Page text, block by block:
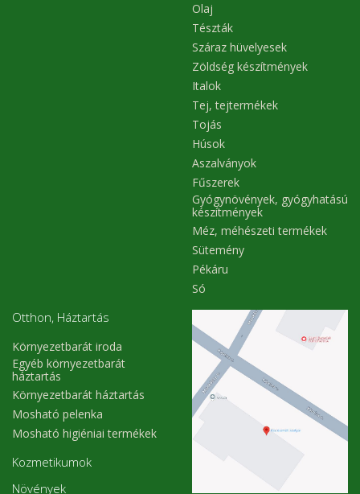
Olaj
Tészták
Száraz hüvelyesek
Zöldség készítmények
Italok
Tej, tejtermékek
Tojás
Húsok
Aszalványok
Fűszerek
Gyógynövények, gyógyhatású
készítmények
Méz, méhészeti termékek
Sütemény
Pékáru
Só
Otthon, Háztartás
Környezetbarát iroda
Egyéb környezetbarát
háztartás
Környezetbarát háztartás
Mosható pelenka
Mosható higiéniai termékek
Kozmetikumok
Növények